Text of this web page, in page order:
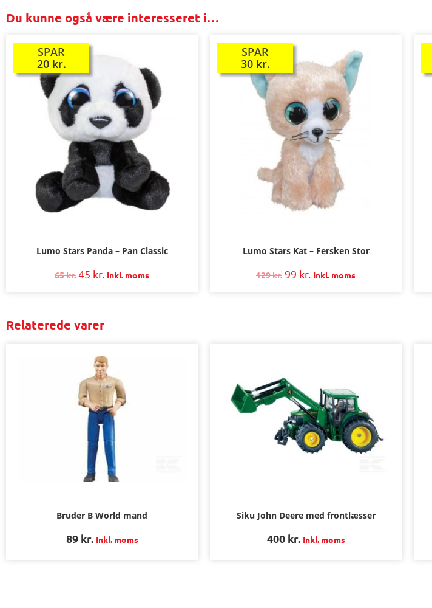
Du kunne også være interesseret i…
SPAR
20 kr.
TILBUD!
Lumo Stars Panda – Pan Classic
65kr. 45 kr. Inkl. moms
SPAR
30 kr.
TILBUD!
Lumo Stars Kat – Fersken Stor
129kr. 99 kr. Inkl. moms
Relaterede varer
Bruder B World mand
89 kr. Inkl. moms
Siku John Deere med frontlæsser
400 kr. Inkl. moms